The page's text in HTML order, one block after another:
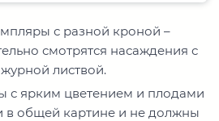
с разной кроной –
смотрятся насаждения с
листвой.
с ярким цветением и плодами
в общей картине и не должны